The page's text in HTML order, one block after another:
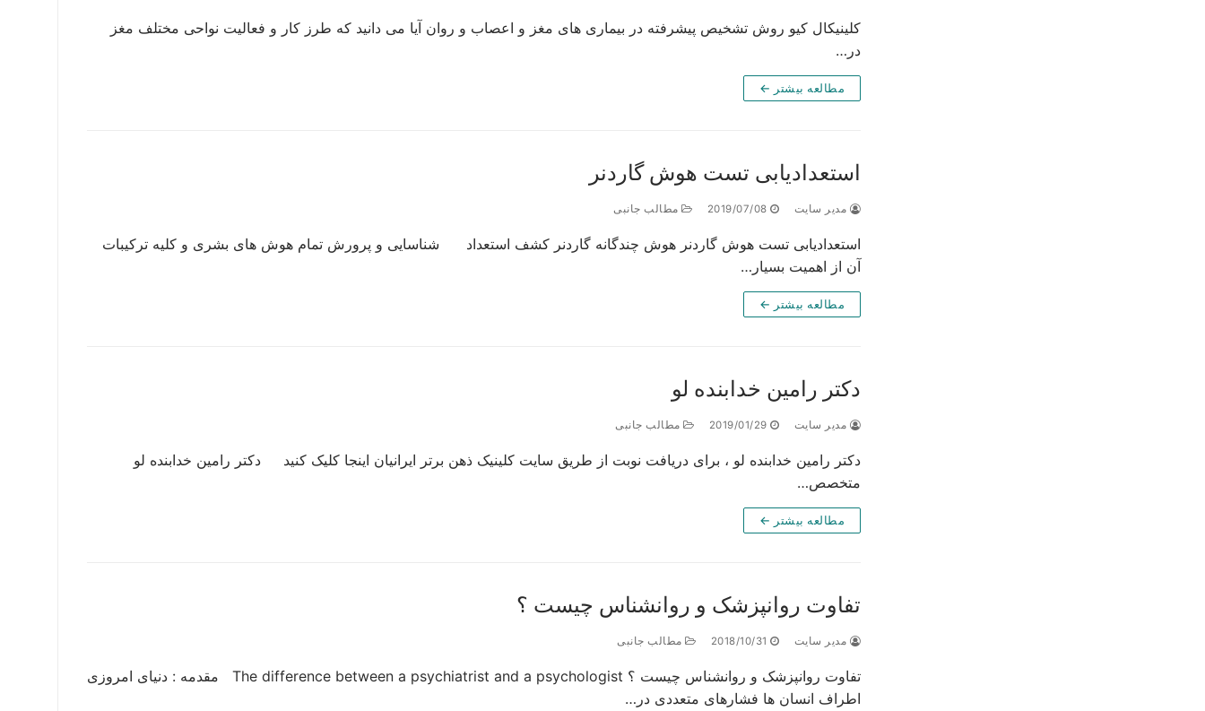
کلینیکال کیو روش تشخیص پیشرفته در بیماری های مغز و اعصاب و روان آیا می دانید که طرز کار و فعالیت نواحی مختلف مغز
در…
مطالعه بیشتر ←
استعدادیابی تست هوش گاردنر
مدیر سایت 2019/07/08 مطالب جانبی
استعدادیابی تست هوش گاردنر هوش چندگانه گاردنر کشف استعداد شناسایی و پرورش تمام هوش های بشری و کلیه ترکیبات
آن از اهمیت بسیار…
مطالعه بیشتر ←
دکتر رامین خدابنده لو
مدیر سایت 2019/01/29 مطالب جانبی
دکتر رامین خدابنده لو ، برای دریافت نوبت از طریق سایت کلینیک ذهن برتر ایرانیان اینجا کلیک کنید دکتر رامین خدابنده لو
متخصص…
مطالعه بیشتر ←
تفاوت روانپزشک و روانشناس چیست ؟
مدیر سایت 2018/10/31 مطالب جانبی
تفاوت روانپزشک و روانشناس چیست ؟ The difference between a psychiatrist and a psychologist مقدمه : دنیای امروزی
اطراف انسان ها فشارهای متعددی در…